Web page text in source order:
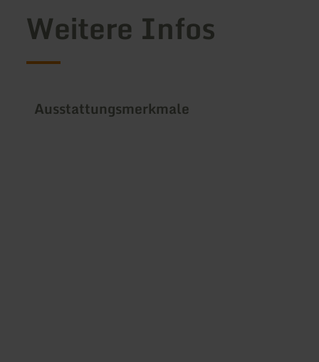
Weitere Infos
Ausstattungsmerkmale